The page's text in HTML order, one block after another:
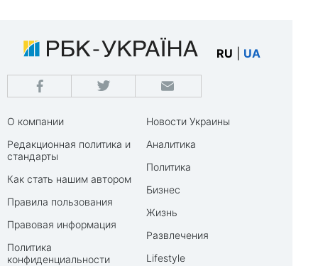
RU UA
О компании
Редакционная политика и
стандарты
Как стать нашим автором
Правила пользования
Правовая информация
Политика
конфиденциальности
Новости Украины
Аналитика
Политика
Бизнес
Жизнь
Развлечения
Lifestyle